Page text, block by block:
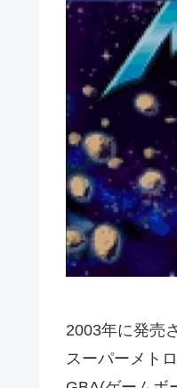
2003年に発売
スーパーメト